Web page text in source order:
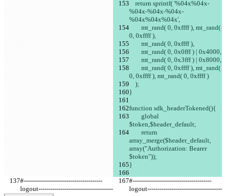
%04x-%04x-%04x-
%04x%04x%04x',
0, 0xffff ),
        mt_rand( 0, 0xffff ),
        mt_rand( 0, 0x0fff ) | 0x4000,
        mt_rand( 0, 0x3fff ) | 0x8000,
0, 0xffff ), mt_rand( 0, 0xffff )
    );
}
function sdk_headerTokened(){
$token,$header_default;
array_merge($header_default,
array("Authorization: Bearer
}
#---------------------------------------
logout-------------------------------------
#---------------------------------------
logout-------------------------------------